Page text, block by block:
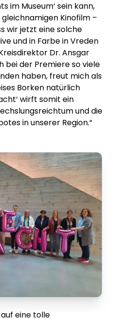
im Museum‘ sein kann,
Kinofilm –
wir jetzt eine solche
und in Farbe in Vreden
Dr. Ansgar
bei der Premiere so viele
haben, freut mich als
Borken natürlich
wirft somit ein
und die
in unserer Region.“
eine tolle